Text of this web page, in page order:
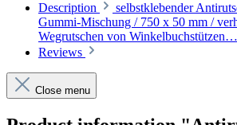
Description
selbstklebender
Gummi-Mischung / 750 x 50 mm /
Wegrutschen von Winkelbuchstützen…
Reviews
Close menu